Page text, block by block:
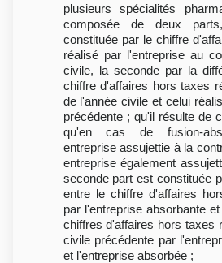
plusieurs spécialités
composée de deux
constituée par le chiffre
réalisé par l'entreprise au
civile, la seconde par la
chiffre d'affaires hors taxes
de l'année civile et celui
précédente ; qu'il résulte de
qu'en cas de fusion-
entreprise assujettie à la
entreprise également
seconde part est constituée
entre le chiffre d'affaires
par l'entreprise absorbante
chiffres d'affaires hors taxes
civile précédente par
et l'entreprise absorbée ;